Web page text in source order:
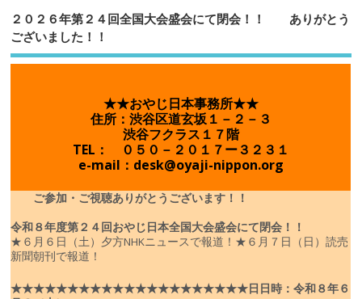
２０２６年第２４回全国大会盛会にて閉会！！ ありがとう
ございました！！
★★おやじ日本事務所★★
住所：渋谷区道玄坂１－２－３
渋谷フクラス１７階
TEL： ０５０－２０１７ー３２３１
e-mail：desk@oyaji-nippon.org
ご参加・ご視聴ありがとうございます！！
令和８年度第２４回おやじ日本全国大会盛会にて閉会！！
★６月６日（土）夕方NHKニュースで報道！ ★６月７日（日）読売
新聞朝刊で報道！
★★★★★★★★★★★★★★★★★★★★★日 日時：令和８年６